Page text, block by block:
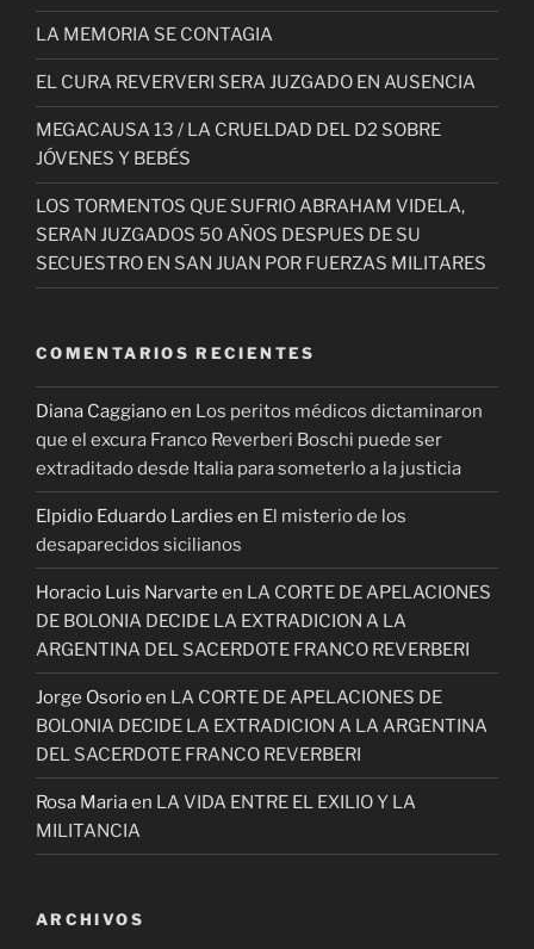
LA MEMORIA SE CONTAGIA
EL CURA REVERVERI SERA JUZGADO EN AUSENCIA
MEGACAUSA 13 / LA CRUELDAD DEL D2 SOBRE
JÓVENES Y BEBÉS
LOS TORMENTOS QUE SUFRIO ABRAHAM VIDELA,
SERAN JUZGADOS 50 AÑOS DESPUES DE SU
SECUESTRO EN SAN JUAN POR FUERZAS MILITARES
COMENTARIOS RECIENTES
Diana Caggianoen Los peritos médicos dictaminaron
que el excura Franco Reverberi Boschi puede ser
extraditado desde Italia para someterlo a la justicia
Elpidio Eduardo Lardies en El misterio de los
desaparecidos sicilianos
Horacio Luis Narvarte en LA CORTE DE APELACIONES
DE BOLONIA DECIDE LA EXTRADICION A LA
ARGENTINA DEL SACERDOTE FRANCO REVERBERI
Jorge Osorioen LA CORTE DE APELACIONES DE
BOLONIA DECIDE LA EXTRADICION A LA ARGENTINA
DEL SACERDOTE FRANCO REVERBERI
Rosa Mariaen LA VIDA ENTRE EL EXILIO Y LA
MILITANCIA
ARCHIVOS